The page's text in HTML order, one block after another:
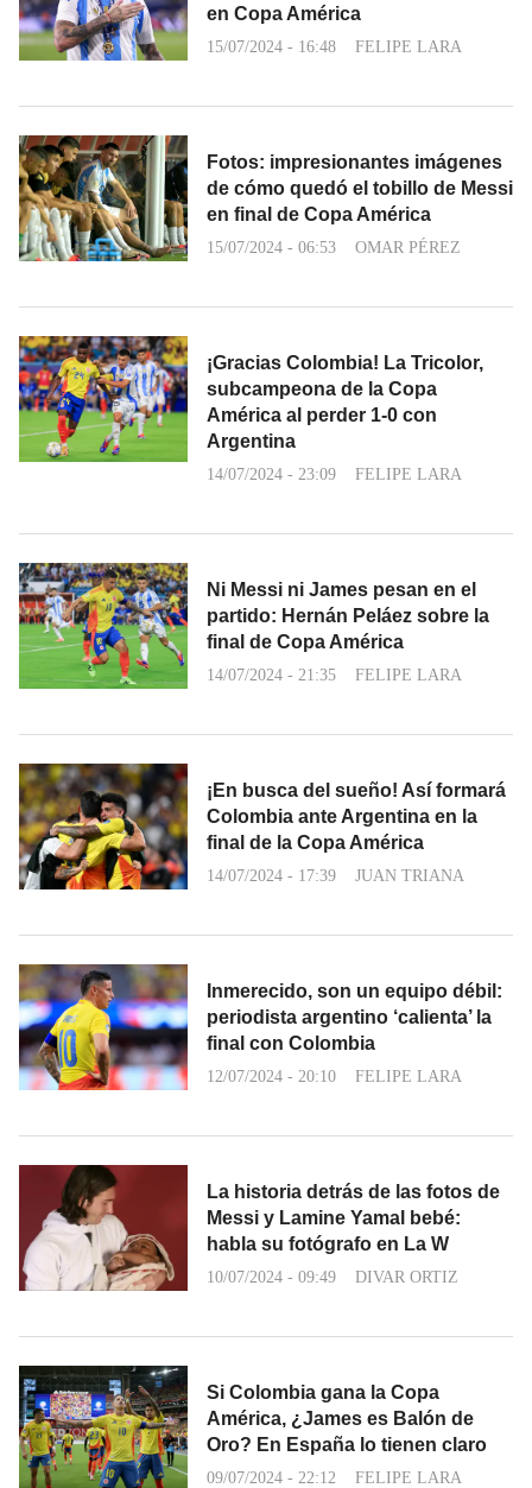
en Copa América
15/07/2024 - 16:48 FELIPE LARA
Fotos: impresionantes imágenes
de cómo quedó el tobillo de Messi
en final de Copa América
15/07/2024 - 06:53 OMAR PÉREZ
¡Gracias Colombia! La Tricolor,
subcampeona de la Copa
América al perder 1-0 con
Argentina
14/07/2024 - 23:09 FELIPE LARA
Ni Messi ni James pesan en el
partido: Hernán Peláez sobre la
final de Copa América
14/07/2024 - 21:35 FELIPE LARA
¡En busca del sueño! Así formará
Colombia ante Argentina en la
final de la Copa América
14/07/2024 - 17:39 JUAN TRIANA
Inmerecido, son un equipo débil:
periodista argentino ‘calienta’ la
final con Colombia
12/07/2024 - 20:10 FELIPE LARA
La historia detrás de las fotos de
Messi y Lamine Yamal bebé:
habla su fotógrafo en La W
10/07/2024 - 09:49 DIVAR ORTIZ
Si Colombia gana la Copa
América, ¿James es Balón de
Oro? En España lo tienen claro
09/07/2024 - 22:12 FELIPE LARA